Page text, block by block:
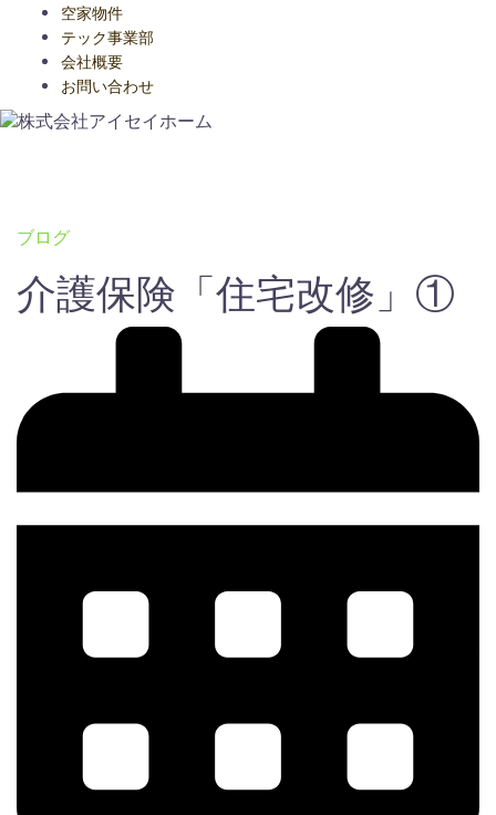
空家物件
テック事業部
会社概要
お問い合わせ
ブログ
介護保険「住宅改修」①